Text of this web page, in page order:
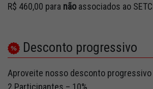
R$ 460,00 para nãoassociados ao
Desconto progressivo
Aproveite nosso desconto progressivo
2 Participantes – 10%